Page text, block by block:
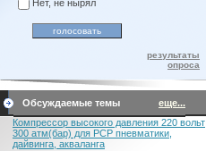
Нет, не нырял
результаты
опроса
Обсуждаемые темы
еще...
Компрессор высокого давления 220 вольт
300 атм(бар) для PCP пневматики,
дайвинга, акваланга